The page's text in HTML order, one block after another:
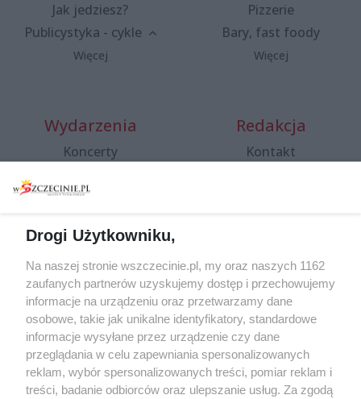
Jak jedziesz?
Publicystyka - cykle
Więcej
Pizzerie
Bary, fast foody
Więcej
Wydarzenia
Koncerty
Spacery i oprowadzania
targi
Wernisaże
Więcej
Redakcja
Kontakt
Specjalny koncert z okazji
20. urodzin portalu
wSzczecinie.pl
Regulamin konkursów
śniadaniówka "Hej
Szczecin! Jest piątek!"
Drogi Użytkowniku,
Na naszej stronie wszczecinie.pl, my oraz naszych 1162
zaufanych partnerów uzyskujemy dostęp i przechowujemy
informacje na urządzeniu oraz przetwarzamy dane
osobowe, takie jak unikalne identyfikatory, standardowe
informacje wysyłane przez urządzenie czy dane
przeglądania w celu zapewniania spersonalizowanych
reklam, wybór spersonalizowanych treści, pomiar reklam i
treści, badanie odbiorców oraz ulepszanie usług. Za zgodą